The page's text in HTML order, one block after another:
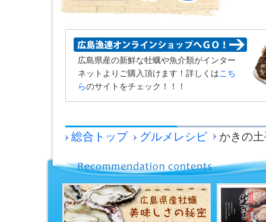
広島県産の新鮮な牡蠣や魚介類がインター
ネットよりご購入頂けます！詳しくはこち
らのサイトをチェック！！！
総合トップ グルメレシピ かきの